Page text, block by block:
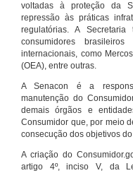
voltadas à proteção da
repressão às práticas
regulatórias. A
consumidores
internacionais, como
(OEA), entre outras.
A Senacon é a
manutenção do
demais órgãos e
Consumidor que, por meio
consecução dos objetivos
A criação do
artigo 4º, inciso V, da